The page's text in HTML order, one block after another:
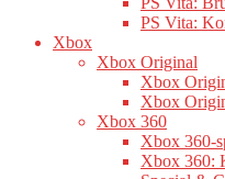
PS Vita:
Xbox
Xbox Original
Xbox
Xbox
Xbox 360
Xbox 360-
Xbox 360: